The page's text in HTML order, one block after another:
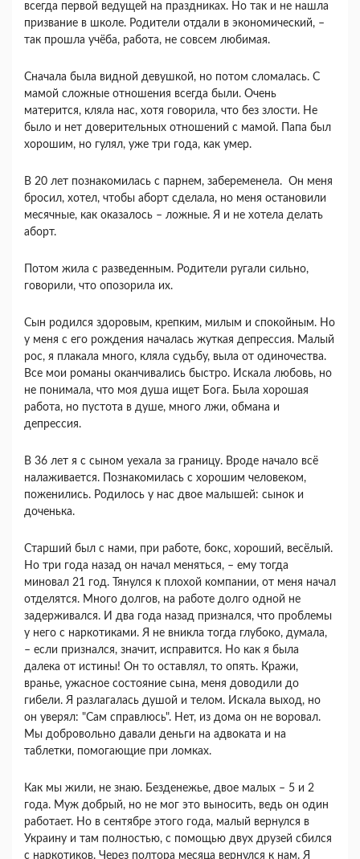
всегда первой ведущей на праздниках. Но так и не нашла
призвание в школе. Родители отдали в экономический, –
так прошла учёба, работа, не совсем любимая.
Сначала была видной девушкой, но потом сломалась. С
мамой сложные отношения всегда были. Очень
матерится, кляла нас, хотя говорила, что без злости. Не
было и нет доверительных отношений с мамой. Папа был
хорошим, но гулял, уже три года, как умер.
В 20 лет познакомилась с парнем, забеременела. Он меня
бросил, хотел, чтобы аборт сделала, но меня остановили
месячные, как оказалось – ложные. Я и не хотела делать
аборт.
Потом жила с разведенным. Родители ругали сильно,
говорили, что опозорила их.
Сын родился здоровым, крепким, милым и спокойным. Но
у меня с его рождения началась жуткая депрессия. Малый
рос, я плакала много, кляла судьбу, выла от одиночества.
Все мои романы оканчивались быстро. Искала любовь, но
не понимала, что моя душа ищет Бога. Была хорошая
работа, но пустота в душе, много лжи, обмана и
депрессия.
В 36 лет я с сыном уехала за границу. Вроде начало всё
налаживается. Познакомилась с хорошим человеком,
поженились. Родилось у нас двое малышей: сынок и
доченька.
Старший был с нами, при работе, бокс, хороший, весёлый.
Но три года назад он начал меняться, – ему тогда
миновал 21 год. Тянулся к плохой компании, от меня начал
отделятся. Много долгов, на работе долго одной не
задерживался. И два года назад признался, что проблемы
у него с наркотиками. Я не вникла тогда глубоко, думала,
– если признался, значит, исправится. Но как я была
далека от истины! Он то оставлял, то опять. Кражи,
вранье, ужасное состояние сына, меня доводили до
гибели. Я разлагалась душой и телом. Искала выход, но
он уверял: "Сам справлюсь". Нет, из дома он не воровал.
Мы добровольно давали деньги на адвоката и на
таблетки, помогающие при ломках.
Как мы жили, не знаю. Безденежье, двое малых – 5 и 2
года. Муж добрый, но не мог это выносить, ведь он один
работает. Но в сентябре этого года, малый вернулся в
Украину и там полностью, с помощью двух друзей сбился
с наркотиков. Через полтора месяца вернулся к нам. Я